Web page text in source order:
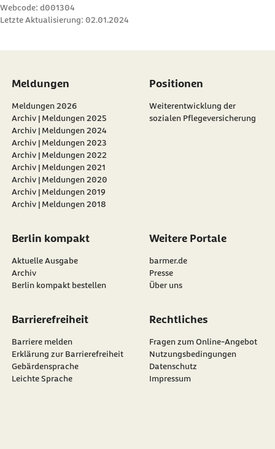
Webcode: d001304
Letzte Aktualisierung: 02.01.2024
Meldungen
Meldungen 2026
Archiv | Meldungen 2025
Archiv | Meldungen 2024
Archiv | Meldungen 2023
Archiv | Meldungen 2022
Archiv | Meldungen 2021
Archiv | Meldungen 2020
Archiv | Meldungen 2019
Archiv | Meldungen 2018
Positionen
Weiterentwicklung der
sozialen Pflegeversicherung
Berlin kompakt
Aktuelle Ausgabe
Archiv
Berlin kompakt bestellen
Weitere Portale
barmer.de
Presse
Über uns
Barrierefreiheit
Barriere melden
Erklärung zur Barrierefreiheit
Gebärdensprache
Leichte Sprache
Rechtliches
Fragen zum Online-Angebot
Nutzungsbedingungen
Datenschutz
Impressum